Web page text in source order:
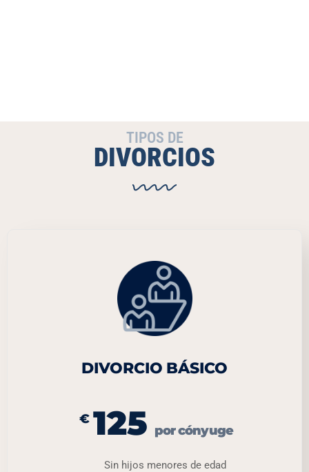
TIPOS DE
DIVORCIOS
DIVORCIO BÁSICO
€ 125 por cónyuge
Sin hijos menores de edad